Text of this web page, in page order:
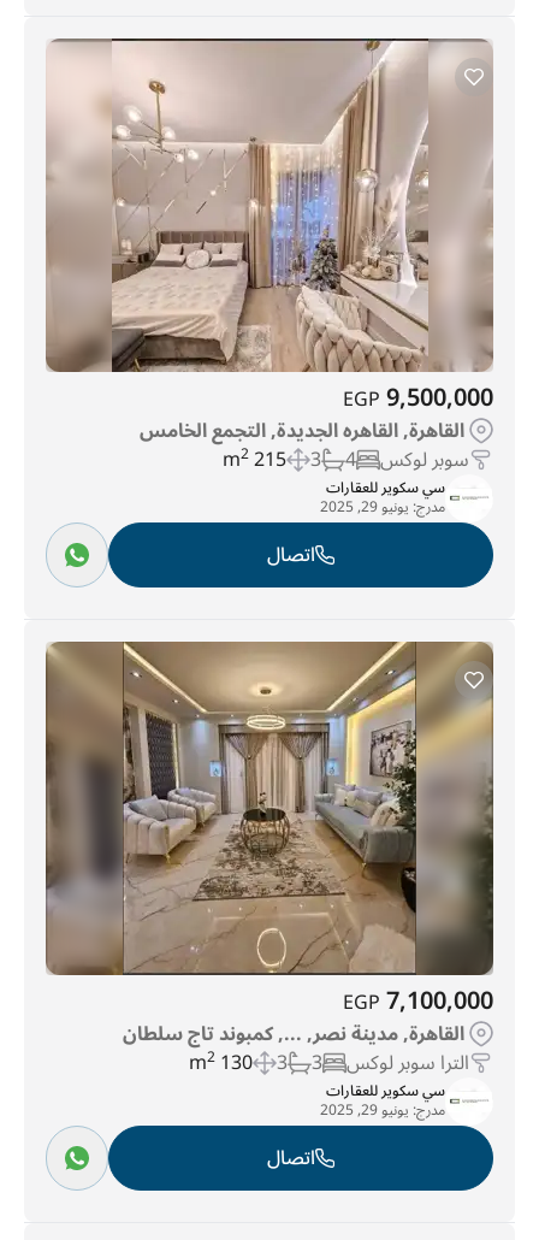
9,500,000
EGP
القاهرة, القاهره الجديدة, التجمع الخامس
سوبر لوكس 4
3
215 m
2
سي سكوير للعقارات
مدرج: يونيو 29, 2025
اتصال
7,100,000
EGP
القاهرة, مدينة نصر, ..., كمبوند تاج سلطان
الترا سوبر لوكس 3
3
130 m
2
سي سكوير للعقارات
مدرج: يونيو 29, 2025
اتصال